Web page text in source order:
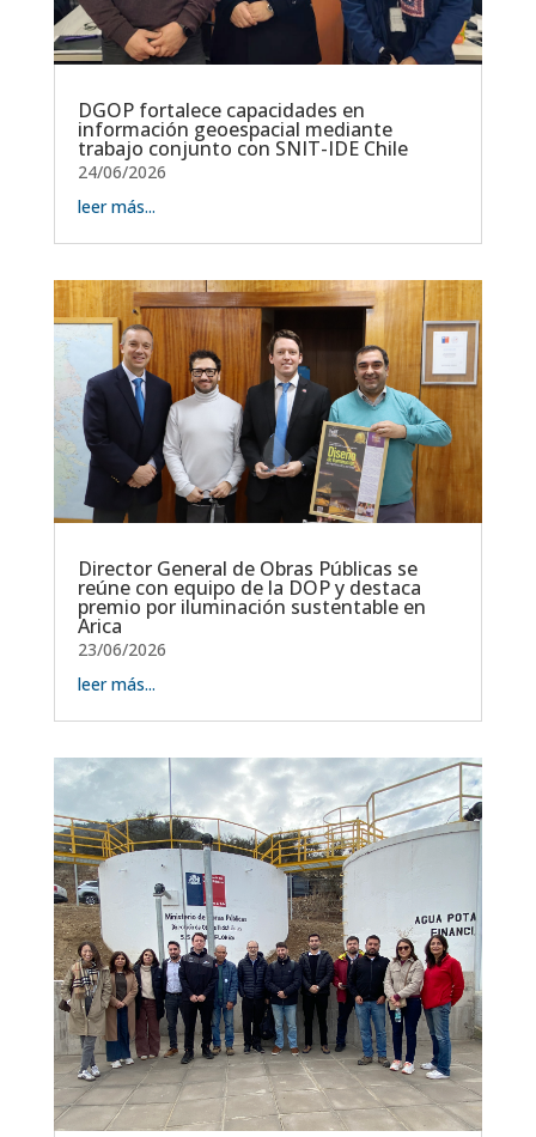
DGOP fortalece capacidades en
información geoespacial mediante
trabajo conjunto con SNIT-IDE Chile
24/06/2026
leer más...
Director General de Obras Públicas se
reúne con equipo de la DOP y destaca
premio por iluminación sustentable en
Arica
23/06/2026
leer más...